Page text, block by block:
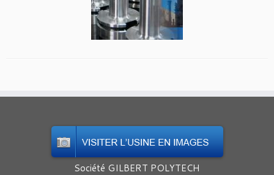
Société GILBERT POLYTECH